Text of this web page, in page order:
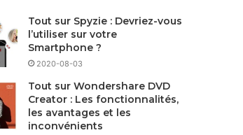
Tout sur Spyzie : Devriez-vous
l’utiliser sur votre
Smartphone ?
2020-08-03
Tout sur Wondershare DVD
Creator : Les fonctionnalités,
les avantages et les
inconvénients